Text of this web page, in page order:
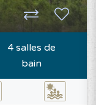
4 salles de
bain